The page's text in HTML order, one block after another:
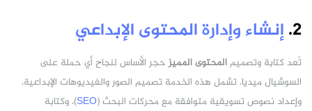
2. إنشاء وإدارة المحتوى الإبداعي
تُعد كتابة وتصميم المحتوى المميزحجر الأساس لنجاح أي حملة على
السوشيال ميديا. تشمل هذه الخدمة تصميم الصور والفيديوهات الإبداعية،
وإعداد نصوص تسويقية متوافقة مع محركات البحث (SEO)، وكتابة